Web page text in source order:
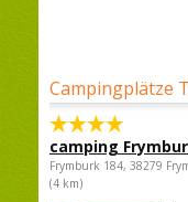
Campingplätze
camping
Frymburk 184, 38279
(4 km)